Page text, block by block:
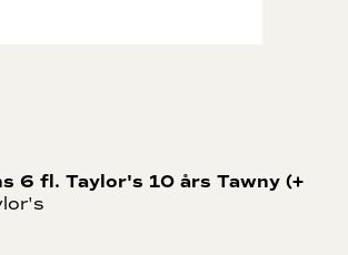
6 fl. Taylor's 10 års Tawny (+